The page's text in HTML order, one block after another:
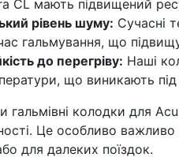
CL мають підвищений
рівень шуму: Сучасні
гальмування, що
до перегріву: Наші
що виникають під
гальмівні колодки для
Це особливо
для далеких поїздок.